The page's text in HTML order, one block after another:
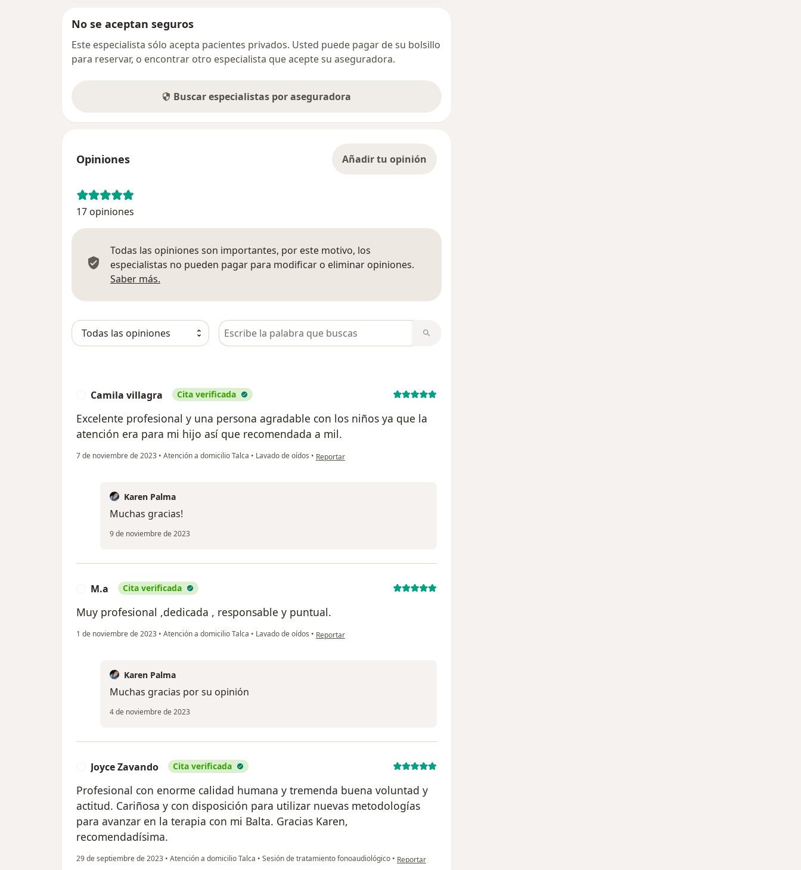
No se aceptan seguros
Este especialista sólo acepta pacientes privados. Usted puede pagar de su bolsillo
para reservar, o encontrar otro especialista que acepte su aseguradora.
Buscar especialistas por aseguradora
Opiniones Añadir tu opinión
17 opiniones
Todas las opiniones son importantes, por este motivo, los
especialistas no pueden pagar para modificar o eliminar opiniones.
Saber más.
Busca en opiniones
Camila villagra Cita verificada
Excelente profesional y una persona agradable con los niños ya que la
atención era para mi hijo así que recomendada a mil.
7 de noviembre de 2023 • Atención a domicilio Talca • Lavado de oídos • en opinión del usuario Camila villagra
Reportar
Karen Palma
Muchas gracias!
9 de noviembre de 2023
M.a Cita verificada
Muy profesional ,dedicada , responsable y puntual.
1 de noviembre de 2023 • Atención a domicilio Talca • Lavado de oídos • en opinión del usuario M.a
Reportar
Karen Palma
Muchas gracias por su opinión
4 de noviembre de 2023
Joyce Zavando Cita verificada
Profesional con enorme calidad humana y tremenda buena voluntad y
actitud. Cariñosa y con disposición para utilizar nuevas metodologías
para avanzar en la terapia con mi Balta. Gracias Karen,
recomendadísima.
29 de septiembre de 2023 • Atención a domicilio Talca • Sesión de tratamiento fonoaudiológico • en opinión del usuario Joyce Zavando
Reportar